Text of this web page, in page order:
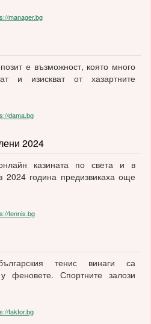
manager.bg
е възможност, която много
и изискват от хазартните
2024
dama.bg
казината по света и в
2024 година предизвикаха още
tennis.bg
тенис винаги са
феновете. Спортните залози
faktor.bg